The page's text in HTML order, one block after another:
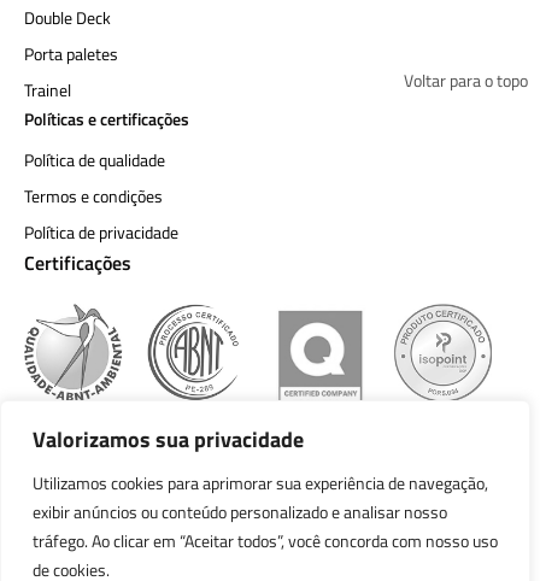
Valorizamos sua privacidade
Utilizamos cookies para aprimorar sua experiência de navegação,
exibir anúncios ou conteúdo personalizado e analisar nosso
tráfego. Ao clicar em “Aceitar todos”, você concorda com nosso uso
de cookies.
Double Deck
Porta paletes
Trainel
Políticas e certificações
Política de qualidade
Termos e condições
Política de privacidade
Voltar para o topo
Certificações
Política de qualidade